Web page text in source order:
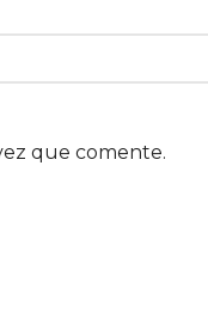
que comente.